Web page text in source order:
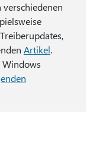
Artikel.